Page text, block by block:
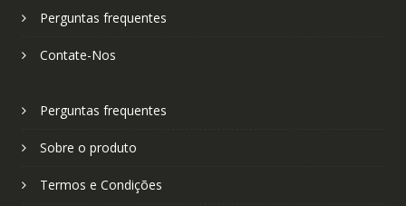
Perguntas frequentes
Contate-Nos
Perguntas frequentes
Sobre o produto
Termos e Condições